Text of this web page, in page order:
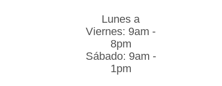
Lunes a
Viernes: 9am -
8pm
Sábado: 9am -
1pm